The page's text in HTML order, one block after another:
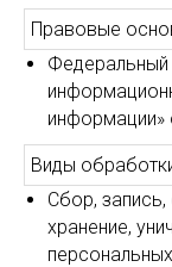
Правовые
Федеральный
информации»
Виды
Сбор, запись,
хранение,